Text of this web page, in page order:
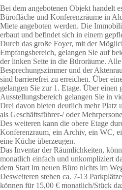
Bei dem angebotenen Objekt handelt
Bürofläche und Konferenzräume in
Miete angeboten werden. Die
erbaut und befindet sich in einem
Durch das große Foyer, mit der
Empfangsbereich, gelangen Sie auf
der linken Seite in die Büroräume.
Besprechungszimmer und der
sind barrierefrei zu erreichen. Über
gelangen Sie zur 1. Etage. Über einen
Ausstellungsbereich gelangen Sie in
Drei davon bieten deutlich mehr Platz
als Geschäftsführer-/ oder
Des weiteren kann die obere Etage
Konferenzraum, ein Archiv, ein WC,
eine Küche überzeugen.
Das Inventar der Räumlichkeiten,
monatlich einfach und unkompliziert
dem Start im neuen Büro nichts im
Desweiteren stehen ca. 7-13
können für 15,00 € monatlich/Stück